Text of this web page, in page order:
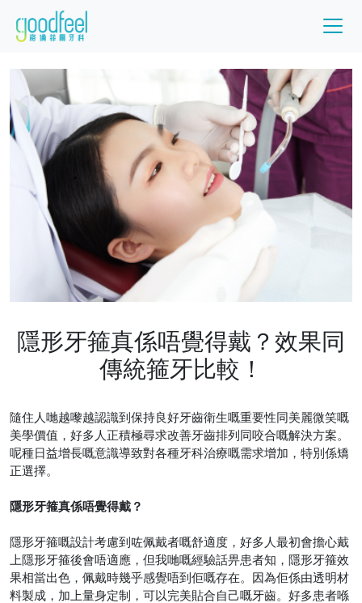
隱形牙箍真係唔覺得戴？效果同
傳統箍牙比較！
隨住人哋越嚟越認識到保持良好牙齒衛生嘅重要性同美麗微笑嘅
美學價值，好多人正積極尋求改善牙齒排列同咬合嘅解決方案。
呢種日益增長嘅意識導致對各種牙科治療嘅需求增加，特別係矯
正選擇。
隱形牙箍真係唔覺得戴？
隱形牙箍嘅設計考慮到咗佩戴者嘅舒適度，好多人最初會擔心戴
上隱形牙箍後會唔適應，但我哋嘅經驗話畀患者知，隱形牙箍效
果相當出色，佩戴時幾乎感覺唔到佢嘅存在。因為佢係由透明材
料製成，加上量身定制，可以完美貼合自己嘅牙齒。好多患者喺